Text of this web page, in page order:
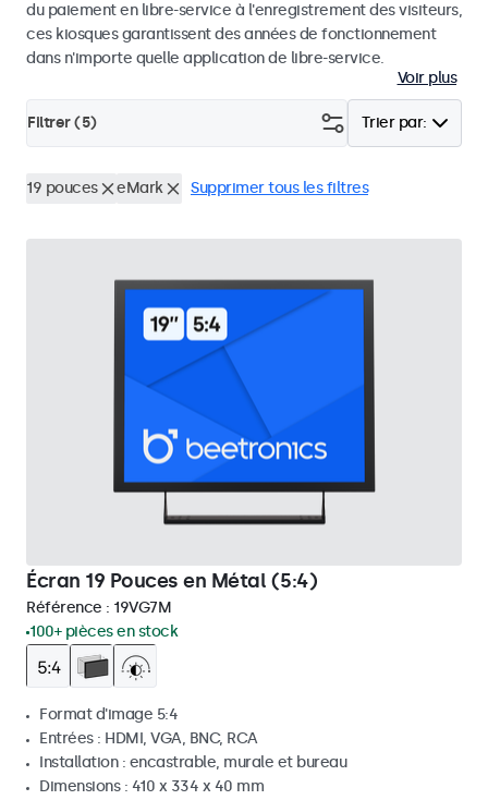
du paiement en libre-service à l'enregistrement des visiteurs,
ces kiosques garantissent des années de fonctionnement
dans n'importe quelle application de libre-service.
Voir plus
Trier par:
Filtrer (5)
19 pouces eMark Supprimer tous les filtres
Écran 19 Pouces en Métal (5:4)
Référence : 19VG7M
100+ pièces en stock
Format d'image 5:4
Entrées : HDMI, VGA, BNC, RCA
Installation : encastrable, murale et bureau
Dimensions : 410 x 334 x 40 mm